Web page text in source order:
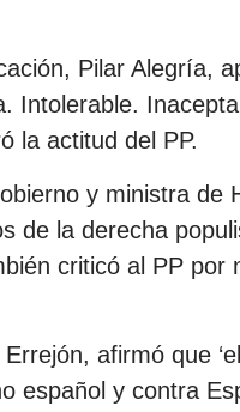
Pilar Alegría,
Intolerable.
la actitud del PP.
y ministra de
de la derecha
criticó al PP por
afirmó que
español y contra